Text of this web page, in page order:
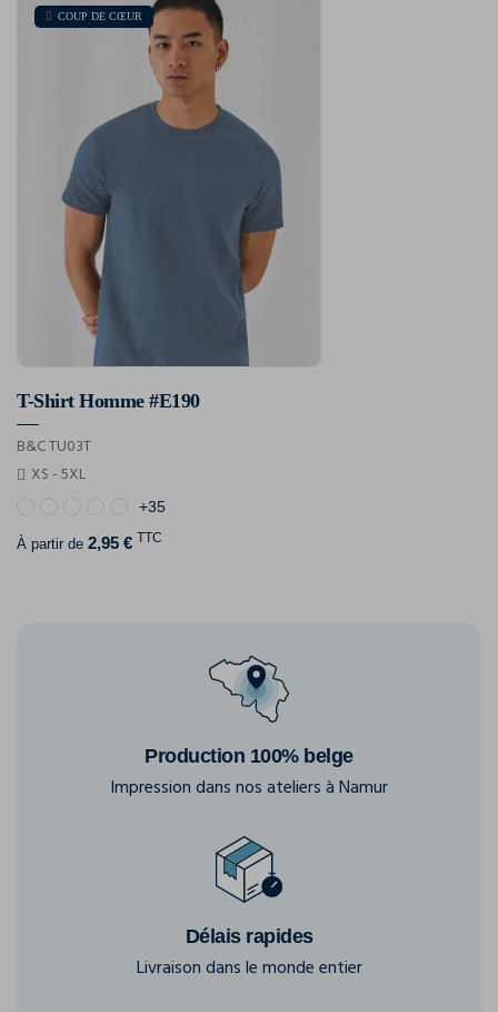
COUP DE CŒUR
T-Shirt Homme #E190
B&C TU03T
XS - 5XL
+35
À partir de 2,95 € TTC
Production 100% belge
Impression dans nos ateliers à Namur
Délais rapides
Livraison dans le monde entier